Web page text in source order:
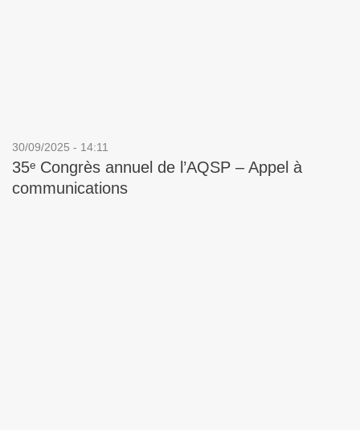
30/09/2025 - 14:11
35ᵉ Congrès annuel de l’AQSP – Appel à
communications